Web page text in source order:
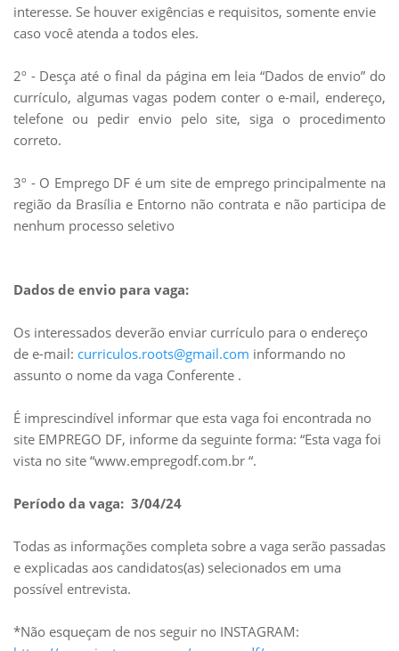
interesse. Se houver exigências e requisitos, somente envie
caso você atenda a todos eles.
2º - Desça até o final da página em leia “Dados de envio” do
currículo, algumas vagas podem conter o e-mail, endereço,
telefone ou pedir envio pelo site, siga o procedimento
correto.
3º - O Emprego DF é um site de emprego principalmente na
região da Brasília e Entorno não contrata e não participa de
nenhum processo seletivo
Dados de envio para vaga:
Os interessados deverão enviar currículo para o endereço
de e-mail: curriculos.roots@gmail.com informando no
assunto o nome da vaga Conferente .
É imprescindível informar que esta vaga foi encontrada no
site EMPREGO DF, informe da seguinte forma: “Esta vaga foi
vista no site “www.empregodf.com.br “.
Período da vaga: 3/04/24
Todas as informações completa sobre a vaga serão passadas
e explicadas aos candidatos(as) selecionados em uma
possível entrevista.
*Não esqueçam de nos seguir no INSTAGRAM: